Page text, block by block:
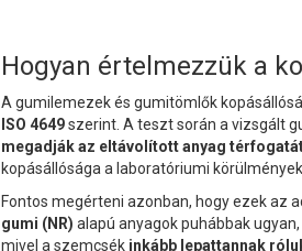
Hogyan értelmezzük a
A gumilemezek és gumitömlők
ISO 4649szerint. A teszt során a vizsgált
megadják az eltávolított anyag
kopásállósága a laboratóriumi
Fontos megérteni azonban, hogy ezek az
gumi (NR) alapú anyagok puhábbak
mivel a szemcsék inkább lepattannak